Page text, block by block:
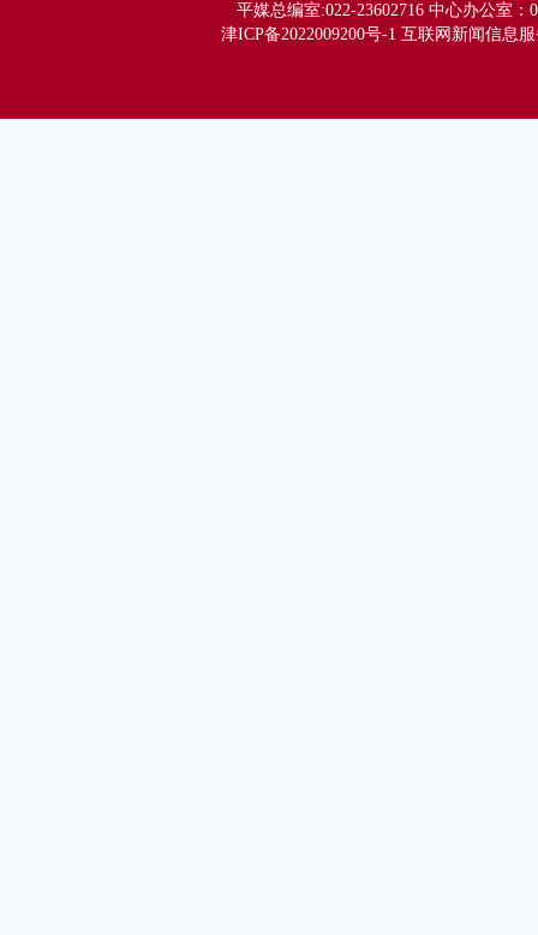
平媒总编室:022-23602716 中心办公室：
津ICP备2022009200号-1 互联网新闻信息